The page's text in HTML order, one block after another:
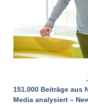
151.000 Beiträge aus
Media analysiert –